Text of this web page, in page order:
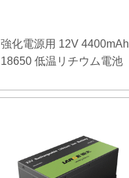
強化電源用 12V 4400mAh
18650 低温リチウム電池